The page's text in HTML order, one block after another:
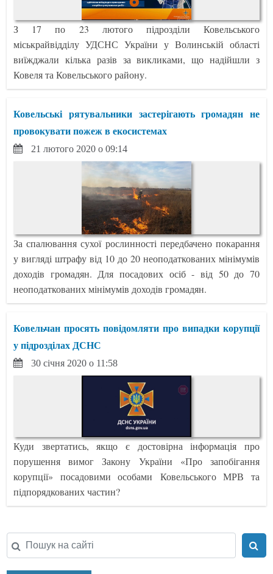
З 17 по 23 лютого підрозділи Ковельського
міськрайвідділу УДСНС України у Волинській області
виїжджали кілька разів за викликами, що надійшли з
Ковеля та Ковельського району.
Ковельські рятувальники застерігають громадян не
провокувати пожеж в екосистемах
21 лютого 2020 о 09:14
За спалювання сухої рослинності передбачено покарання
у вигляді штрафу від 10 до 20 неоподаткованих мінімумів
доходів громадян. Для посадових осіб - від 50 до 70
неоподаткованих мінімумів доходів громадян.
Ковельчан просять повідомляти про випадки корупції
у підрозділах ДСНС
30 січня 2020 о 11:58
Куди звертатись, якщо є достовірна інформація про
порушення вимог Закону України «Про запобігання
корупції» посадовими особами Ковельського МРВ та
підпорядкованих частин?